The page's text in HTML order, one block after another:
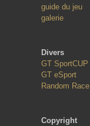
guide du jeu
galerie
Divers
GT SportCUP
GT eSport
Random Race
Copyright